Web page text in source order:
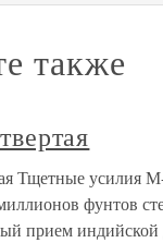
также
Тщетные усилия
фунтов
прием